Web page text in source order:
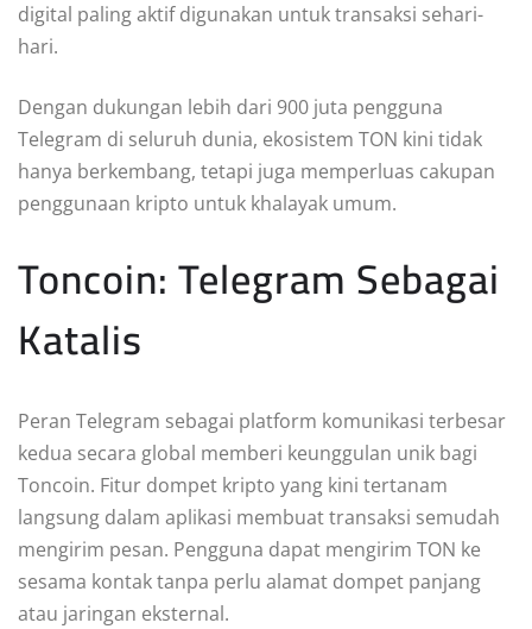
digital paling aktif digunakan untuk transaksi sehari-
hari.
Dengan dukungan lebih dari 900 juta pengguna
Telegram di seluruh dunia, ekosistem TON kini tidak
hanya berkembang, tetapi juga memperluas cakupan
penggunaan kripto untuk khalayak umum.
Toncoin: Telegram Sebagai
Katalis
Peran Telegram sebagai platform komunikasi terbesar
kedua secara global memberi keunggulan unik bagi
Toncoin. Fitur dompet kripto yang kini tertanam
langsung dalam aplikasi membuat transaksi semudah
mengirim pesan. Pengguna dapat mengirim TON ke
sesama kontak tanpa perlu alamat dompet panjang
atau jaringan eksternal.